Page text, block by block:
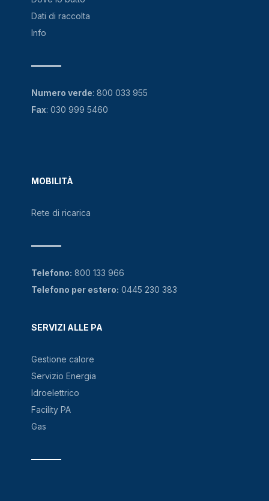
Dati di raccolta
Info
MOBILITÀ
Rete di ricarica
SERVIZI ALLE PA
Gestione calore
Servizio Energia
Idroelettrico
Facility PA
Gas
Numero verde: 800 033 955
Fax: 030 999 5460
Telefono: 800 133 966
Telefono per estero: 0445 230 383